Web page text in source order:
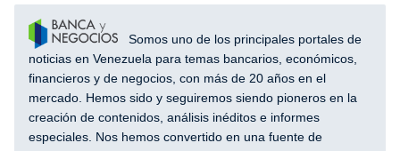
Somos uno de los principales portales de
noticias en Venezuela para temas bancarios, económicos,
financieros y de negocios, con más de 20 años en el
mercado. Hemos sido y seguiremos siendo pioneros en la
creación de contenidos, análisis inéditos e informes
especiales. Nos hemos convertido en una fuente de